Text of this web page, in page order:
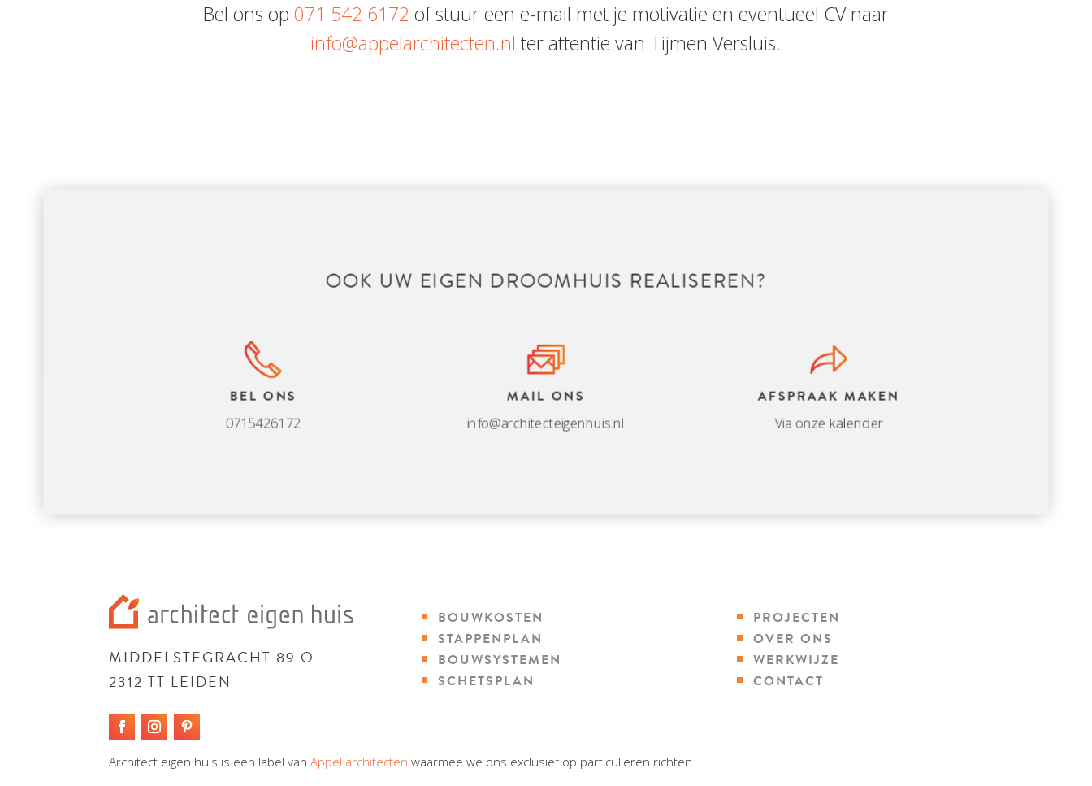
Bel ons op 071 542 6172 of stuur een e-mail met je motivatie en eventueel CV naar
info@appelarchitecten.nl ter attentie van Tijmen Versluis.
OOK UW EIGEN DROOMHUIS REALISEREN?
BEL ONS
0715426172
MAIL ONS
info@architecteigenhuis.nl
AFSPRAAK MAKEN
Via onze kalender
MIDDELSTEGRACHT 89 O
2312 TT LEIDEN
BOUWKOSTEN
STAPPENPLAN
BOUWSYSTEMEN
SCHETSPLAN
PROJECTEN
OVER ONS
WERKWIJZE
CONTACT
Architect eigen huis is een label vanAppel architecten waarmee we ons exclusief op particulieren richten.
Webdesign door Studio Projectie